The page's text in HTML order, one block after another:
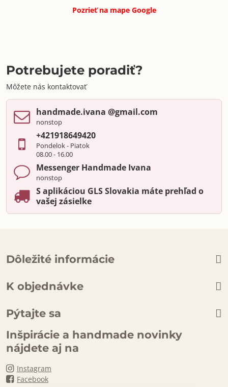
Pozrieť na mapeGoogle
Potrebujete poradiť?
Môžete nás kontaktovať
handmade​.ivana ​@gmail​.com
nonstop
+421918649420
Pondelok - Piatok
08.00 - 16.00
Messenger Handmade Ivana
nonstop
S aplikáciou GLS Slovakia máte prehľad o
vašej zásielke
Dôležité informácie
K objednávke
Pýtajte sa
Inšpirácie a handmade novinky
nájdete aj na
Instagram
Facebook